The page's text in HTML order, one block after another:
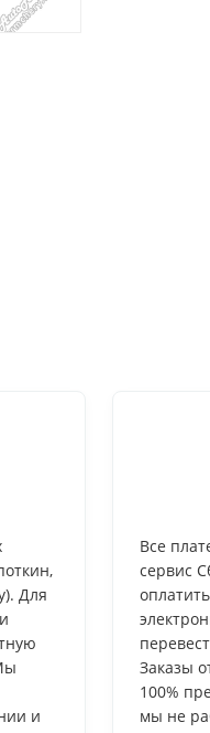
Для
и
Все
сервис
Заказы
100%
мы не